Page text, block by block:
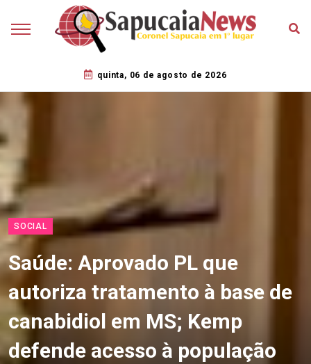
quinta, 06 de agosto de 2026
SOCIAL
Saúde: Aprovado PL que
autoriza tratamento à base de
canabidiol em MS; Kemp
defende acesso à população